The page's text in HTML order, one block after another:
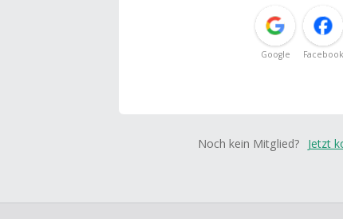
Google Facebook
Noch kein Mitglied? Jetzt